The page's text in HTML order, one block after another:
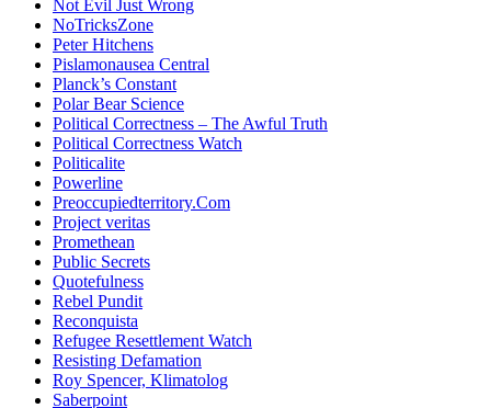
Not Evil Just Wrong
NoTricksZone
Peter Hitchens
Pislamonausea Central
Planck’s Constant
Polar Bear Science
Political Correctness – The Awful Truth
Political Correctness Watch
Politicalite
Powerline
Preoccupiedterritory.Com
Project veritas
Promethean
Public Secrets
Quotefulness
Rebel Pundit
Reconquista
Refugee Resettlement Watch
Resisting Defamation
Roy Spencer, Klimatolog
Saberpoint